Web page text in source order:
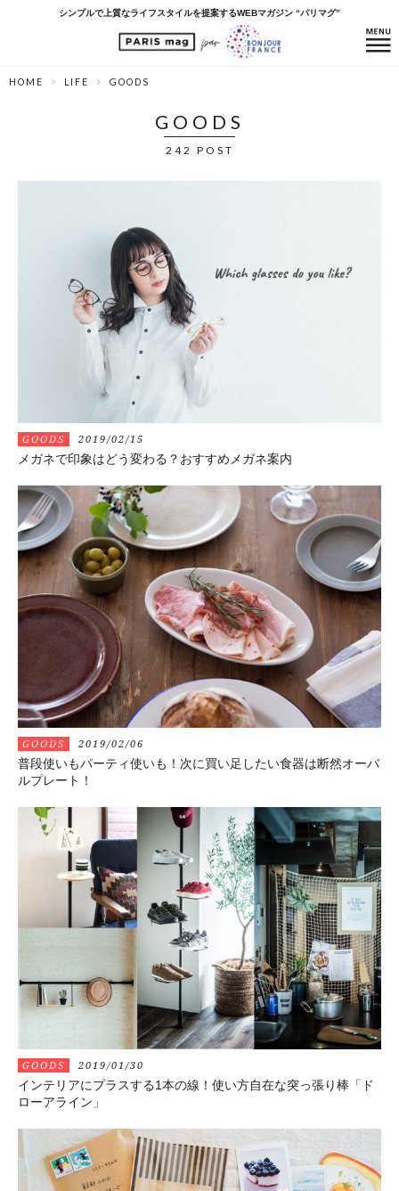
シンプルで上質なライフスタイルを提案するWEBマガジン “パリマグ”
HOME LIFE GOODS
GOODS
242 POST
GOODS 2019/02/15
メガネで印象はどう変わる？おすすめメガネ案内
GOODS 2019/02/06
普段使いもパーティ使いも！次に買い足したい食器は断然オーバ
ルプレート！
GOODS 2019/01/30
インテリアにプラスする1本の線！使い方自在な突っ張り棒「ド
ローアライン」